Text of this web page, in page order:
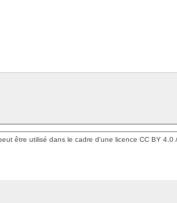
être utilisé dans le cadre d'une licence CC BY 4.0